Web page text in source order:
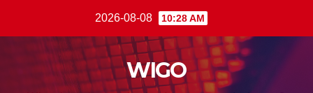
2026-08-08 10:28 AM
WIGO